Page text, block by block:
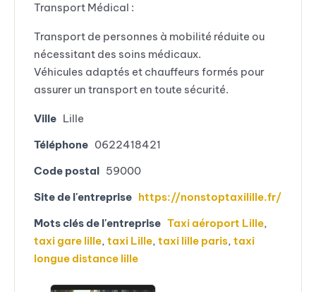
Transport Médical :
Transport de personnes à mobilité réduite ou
nécessitant des soins médicaux.
Véhicules adaptés et chauffeurs formés pour
assurer un transport en toute sécurité.
Ville Lille
Téléphone 0622418421
Code postal 59000
Site de l'entreprise https://nonstoptaxilille.fr/
Mots clés de l'entreprise Taxi aéroport Lille,
taxi gare lille, taxi Lille, taxi lille paris, taxi
longue distance lille